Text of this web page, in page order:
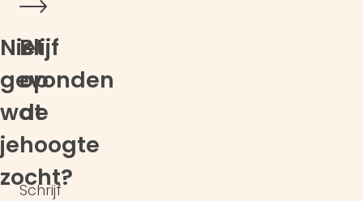
Niet
gevonden
wat
je
zocht?
Blijf
op
de
hoogte
Schrijf